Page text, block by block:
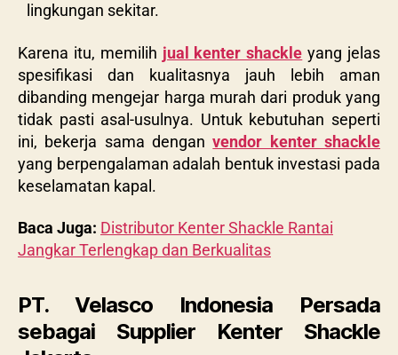
lingkungan sekitar.
Karena itu, memilih jual kenter shackle yang jelas
spesifikasi dan kualitasnya jauh lebih aman
dibanding mengejar harga murah dari produk yang
tidak pasti asal-usulnya. Untuk kebutuhan seperti
ini, bekerja sama denganvendor kenter shackle
yang berpengalaman adalah bentuk investasi pada
keselamatan kapal.
Baca Juga: Distributor Kenter Shackle Rantai
Jangkar Terlengkap dan Berkualitas
PT. Velasco Indonesia Persada
sebagai Supplier Kenter Shackle